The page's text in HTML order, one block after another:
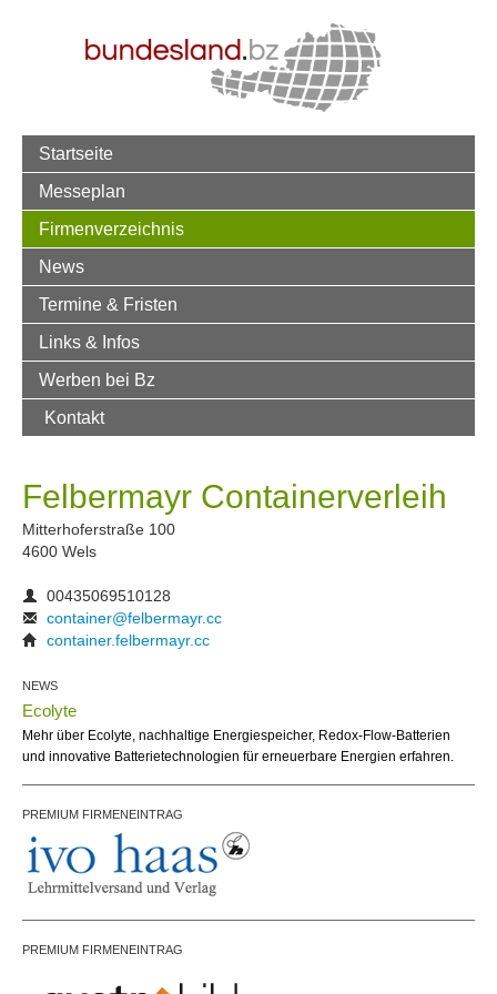
Startseite
Messeplan
Firmenverzeichnis
News
Termine & Fristen
Links & Infos
Werben bei Bz
Kontakt
Felbermayr Containerverleih
Mitterhoferstraße 100
4600 Wels
00435069510128
container@felbermayr.cc
container.felbermayr.cc
NEWS
Ecolyte
Mehr über Ecolyte, nachhaltige Energiespeicher, Redox-Flow-Batterien
und innovative Batterietechnologien für erneuerbare Energien erfahren.
PREMIUM FIRMENEINTRAG
PREMIUM FIRMENEINTRAG